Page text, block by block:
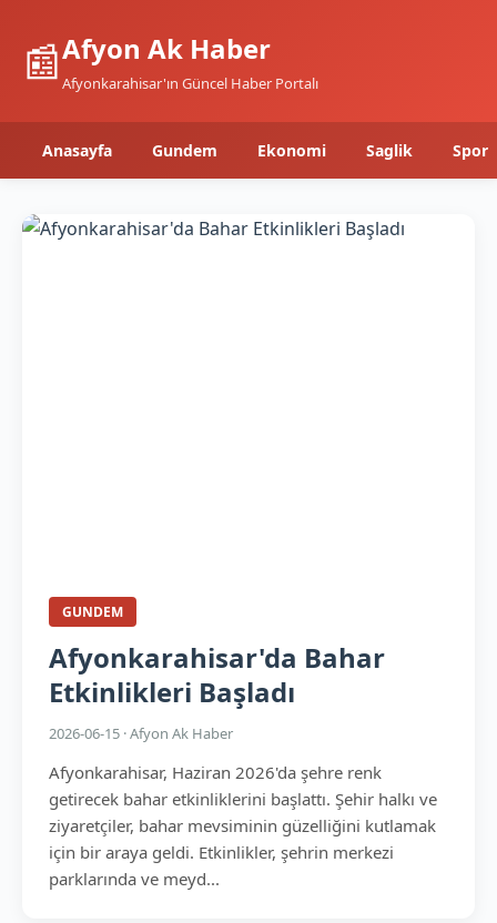
📰Afyon Ak Haber
Afyonkarahisar'ın Güncel Haber Portalı
Anasayfa Gundem Ekonomi Saglik Spor
GUNDEM
Afyonkarahisar'da Bahar
Etkinlikleri Başladı
2026-06-15 · Afyon Ak Haber
Afyonkarahisar, Haziran 2026'da şehre renk
getirecek bahar etkinliklerini başlattı. Şehir halkı ve
ziyaretçiler, bahar mevsiminin güzelliğini kutlamak
için bir araya geldi. Etkinlikler, şehrin merkezi
parklarında ve meyd...